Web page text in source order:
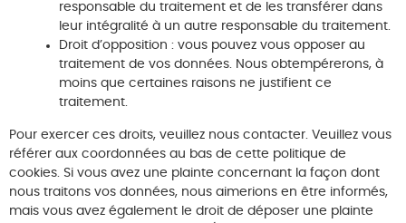
responsable du traitement et de les transférer dans
leur intégralité à un autre responsable du traitement.
Droit d’opposition : vous pouvez vous opposer au
traitement de vos données. Nous obtempérerons, à
moins que certaines raisons ne justifient ce
traitement.
Pour exercer ces droits, veuillez nous contacter. Veuillez vous
référer aux coordonnées au bas de cette politique de
cookies. Si vous avez une plainte concernant la façon dont
nous traitons vos données, nous aimerions en être informés,
mais vous avez également le droit de déposer une plainte